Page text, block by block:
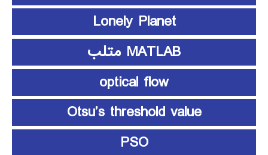
Lonely Planet
MATLAB متلب
optical flow
Otsu’s threshold value
PSO